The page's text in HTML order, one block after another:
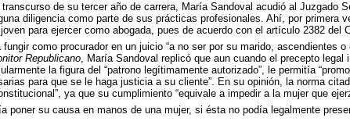
transcurso de su tercer año de carrera, María Sandoval acudió al Juzgado
diligencia como parte de sus prácticas profesionales. Ahí, por primera
para ejercer como abogada, pues de acuerdo con el artículo 2382 del
fungir como procurador en un juicio “a no ser por su marido, ascendientes o
Republicano, María Sandoval replicó que aun cuando el precepto legal
la figura del “patrono legítimamente autorizado”, le permitía
para que se le haga justicia a su cliente”. En su opinión, la norma
ya que su cumplimiento “equivale a impedir a la mujer que
poner su causa en manos de una mujer, si ésta no podía legalmente